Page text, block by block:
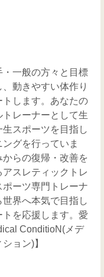
・一般の方々と目標
動きやすい体作り
トします。あなたの
レーナーとして生
スポーツを目指し
グを行っていま
らの復帰・改善を
スレティックトレ
ーツ専門トレーナ
界へ本気で目指し
を応援します。愛
ConditioN(メデ
ョン)】